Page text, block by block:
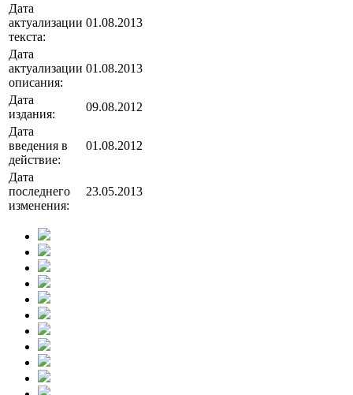
Дата
актуализации
текста:
01.08.2013
Дата
актуализации
описания:
01.08.2013
Дата
издания:
09.08.2012
Дата
введения в
действие:
01.08.2012
Дата
последнего
изменения:
23.05.2013